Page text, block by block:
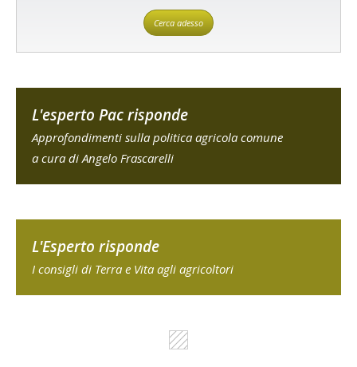
Cerca adesso
L'esperto Pac risponde
Approfondimenti sulla politica agricola comune
a cura di Angelo Frascarelli
L'Esperto risponde
I consigli di Terra e Vita agli agricoltori